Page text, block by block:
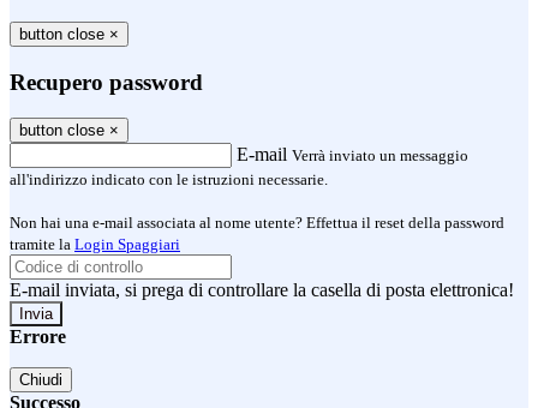
button close ×
Recupero password
button close ×
E-mail Verrà inviato un messaggio
all'indirizzo indicato con le istruzioni necessarie.
Non hai una e-mail associata al nome utente? Effettua il reset della password
tramite la Login Spaggiari
E-mail inviata, si prega di controllare la casella di posta elettronica!
Errore
Chiudi
Successo